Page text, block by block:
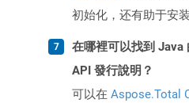
初始化，还有助于安
在哪裡可以找到 Java
API 發行說明？
可以在 Aspose.Total